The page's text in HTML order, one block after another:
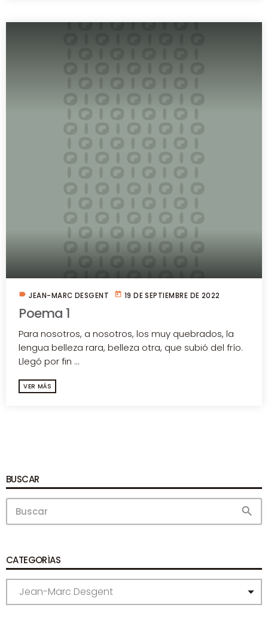
label JEAN-MARC DESGENT today 19 DE SEPTIEMBRE DE 2022
Poema 1
Para nosotros, a nosotros, los muy quebrados, la
lengua belleza rara, belleza otra, que subió del frío.
Llegó por fin ...
VER MÁS
BUSCAR
search
CATEGORÍAS
C
T